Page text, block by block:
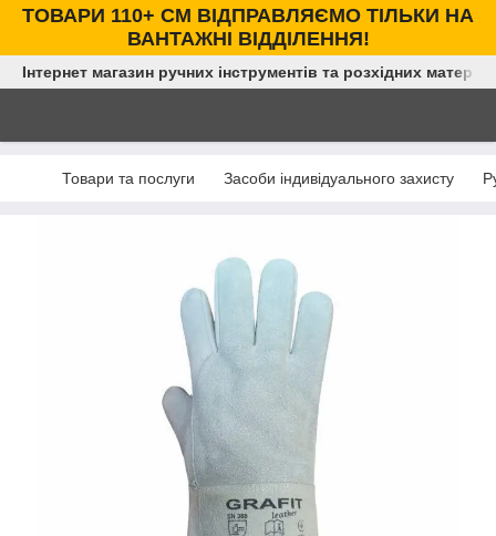
ТОВАРИ 110+ СМ ВІДПРАВЛЯЄМО ТІЛЬКИ НА
ВАНТАЖНІ ВІДДІЛЕННЯ!
Інтернет магазин ручних інструментів та розхідних
Товари та послуги Засоби індивідуального захисту